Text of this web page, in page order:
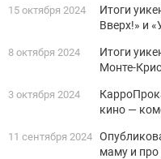
15 октября 2024
Итоги
Вверх!» и
8 октября 2024
Итоги
Монте-
3 октября 2024
кино —
11 сентября 2024
маму и